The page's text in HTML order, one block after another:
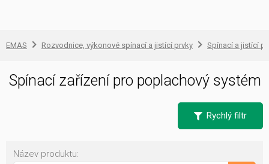
EMAS Rozvodnice, výkonové spínací a jistící prvky Spínací a jistící
Spínací zařízení pro poplachový systém
Rychlý filtr
Název produktu: